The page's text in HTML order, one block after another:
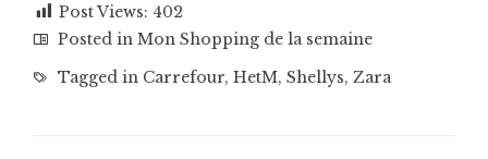
Post Views: 402
Posted in Mon Shopping de la semaine
Tagged in Carrefour, HetM, Shellys, Zara